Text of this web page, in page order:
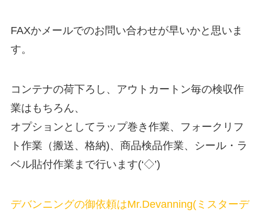
FAXかメールでのお問い合わせが早いかと思いま
す。
コンテナの荷下ろし、アウトカートン毎の検収作
業はもちろん、
オプションとしてラップ巻き作業、フォークリフ
ト作業（搬送、格納)、商品検品作業、シール・ラ
ベル貼付作業まで行います(‘◇’)ゞ
デバンニングの御依頼はMr.Devanning(ミスターデ